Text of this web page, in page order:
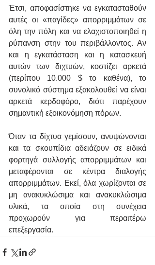
Έτσι, αποφασίστηκε να εγκατασταθούν
αυτές οι «παγίδες» απορριμμάτων σε
όλη την πόλη και να ελαχιστοποιηθεί η
ρύπανση στην του περιβάλλοντος. Αν
και η εγκατάσταση και η κατασκευή
αυτών των διχτυών, κοστίζει αρκετά
(περίπου 10.000 $ το καθένα), το
συνολικό σύστημα εξακολουθεί να είναι
αρκετά κερδοφόρο, διότι παρέχουν
σημαντική εξοικονόμηση πόρων.
Όταν τα δίχτυα γεμίσουν, ανυψώνονται
και τα σκουπίδια αδειάζουν σε ειδικά
φορτηγά συλλογής απορριμμάτων και
μεταφέρονται σε κέντρα διαλογής
απορριμμάτων. Εκεί, όλα χωρίζονται σε
μη ανακυκλώσιμα και ανακυκλώσιμα
υλικά, τα οποία στη συνέχεια
προχωρούν για περαιτέρω
επεξεργασία.